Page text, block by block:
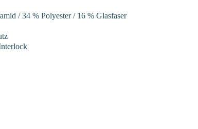
/ 34 % Polyester / 16 % Glasfaser